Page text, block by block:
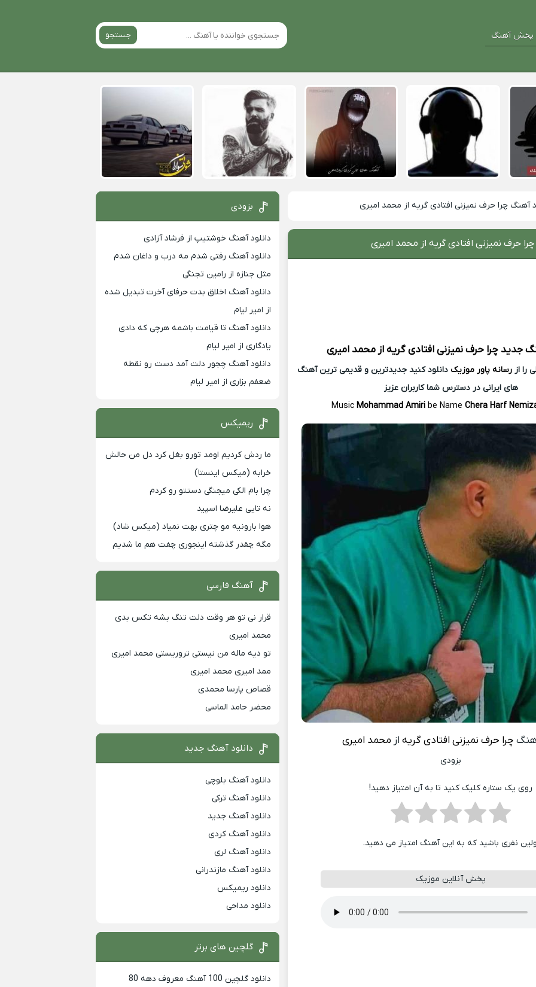
پخش آهنگ جستجو
آهنگ چرا حرف نمیزنی افتادی گریه از محمد امیری
حرف نمیزنی افتادی گریه از محمد امیری
جدید چرا حرف نمیزنی افتادی گریه ازمحمد امیری
را از رسانه پاور موزیک دانلود کنید جدیدترین و قدیمی ترین آهنگ
های ایرانی در دسترس شما کاربران عزیز
Music Mohammad Amiribe Name Chera Harf
چرا حرف نمیزنی افتادی گریه از محمد امیری
بزودی
روی یک ستاره کلیک کنید تا به آن امتیاز دهید!
نفری باشید که به این آهنگ امتیاز می دهید.
پخش آنلاین موزیک
بزودی
دانلود آهنگ خوشتیپ از فرشاد آزادی
دانلود آهنگ رفتی شدم مه درب و داغان شدم
مثل جنازه از رامین تجنگی
دانلود آهنگ اخلاق بدت حرفای آخرت تبدیل شده
از امیر لیام
دانلود آهنگ تا قیامت باشمه هرچی که دادی
یادگاری از امیر لیام
دانلود آهنگ چجور دلت آمد دست رو نقطه
ضعفم بزاری از امیر لیام
ریمیکس
ما ردش کردیم اومد تورو بغل کرد دل من حالش
خرابه (میکس اینستا)
چرا بام الکی میجنگی دستتو رو کردم
نه تایی علیرضا اسپید
هوا بارونیه مو چتری بهت نمیاد (میکس شاد)
مگه چقدر گذشته اینجوری چفت هم ما شدیم
آهنگ فارسی
قرار نی تو هر وقت دلت تنگ بشه تکس بدی
محمد امیری
تو دیه ماله من نیستی تروریستی محمد امیری
ممد امیری محمد امیری
قصاص پارسا محمدی
محضر حامد الماسی
دانلود آهنگ جدید
دانلود آهنگ بلوچی
دانلود آهنگ ترکی
دانلود آهنگ جدید
دانلود آهنگ کردی
دانلود آهنگ لری
دانلود آهنگ مازندرانی
دانلود ریمیکس
دانلود مداحی
گلچین های برتر
دانلود گلچین 100 آهنگ معروف دهه 80